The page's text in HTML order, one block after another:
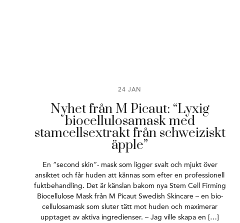
24 JAN
Nyhet från M Picaut: “Lyxig
biocellulosamask med
stamcellsextrakt från schweiziskt
äpple”
En “second skin”- mask som ligger svalt och mjukt över
ansiktet och får huden att kännas som efter en professionell
fuktbehandling. Det är känslan bakom nya Stem Cell Firming
Biocellulose Mask från M Picaut Swedish Skincare – en bio-
cellulosamask som sluter tätt mot huden och maximerar
upptaget av aktiva ingredienser. – Jag ville skapa en […]